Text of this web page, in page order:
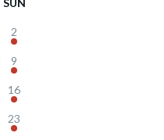
SUN
2
9
16
23